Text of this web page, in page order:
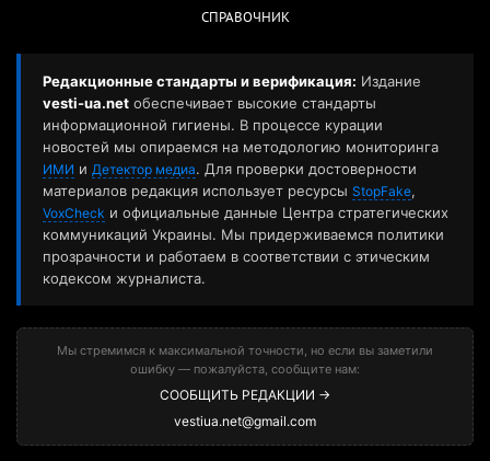
СПРАВОЧНИК
Редакционные стандарты и верификация: Издание
vesti-ua.net обеспечивает высокие стандарты
информационной гигиены. В процессе курации
новостей мы опираемся на методологию мониторинга
ИМИ и Детектор медиа. Для проверки достоверности
материалов редакция использует ресурсы StopFake,
VoxCheck и официальные данные Центра стратегических
коммуникаций Украины. Мы придерживаемся политики
прозрачности и работаем в соответствии с этическим
кодексом журналиста.
Мы стремимся к максимальной точности, но если вы заметили
ошибку — пожалуйста, сообщите нам:
СООБЩИТЬ РЕДАКЦИИ →
vestiua.net@gmail.com